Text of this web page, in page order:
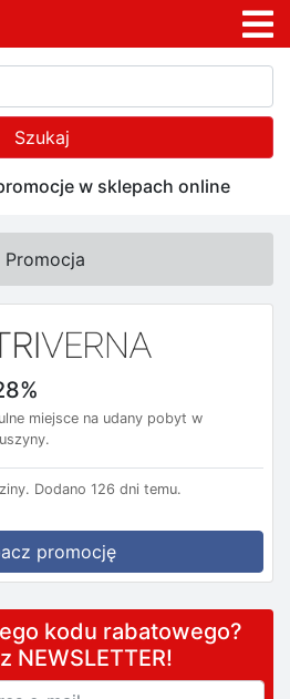
Szukaj
w sklepach online
Promocja
miejsce na udany pobyt w
Dodano 126 dni temu.
promocję
kodu rabatowego?
NEWSLETTER!